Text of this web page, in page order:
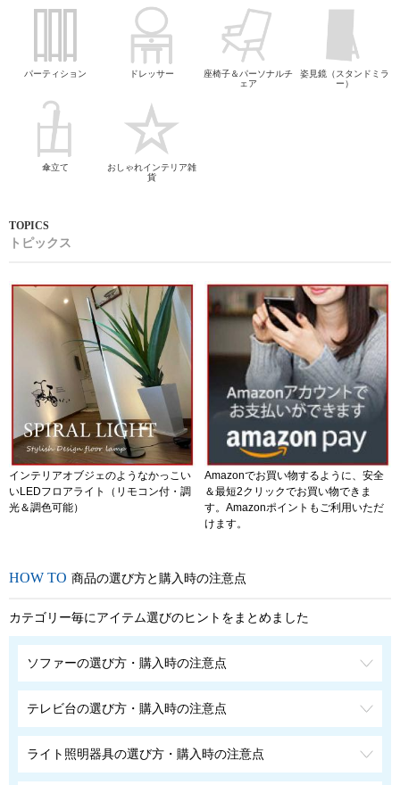
パーティション ドレッサー
座椅子＆パーソナルチ
ェア
姿見鏡（スタンドミラ
ー）
傘立て
おしゃれインテリア雑
貨
トピックス
インテリアオブジェのようなかっこい
いLEDフロアライト（リモコン付・調
光＆調色可能）
Amazonでお買い物するように、安全
＆最短2クリックでお買い物できま
す。Amazonポイントもご利用いただ
けます。
商品の選び方と購入時の注意点
カテゴリー毎にアイテム選びのヒントをまとめました
ソファーの選び方・購入時の注意点
テレビ台の選び方・購入時の注意点
ライト照明器具の選び方・購入時の注意点